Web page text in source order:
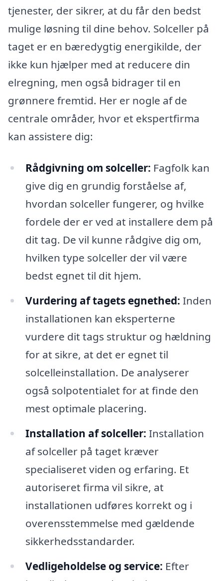
tjenester, der sikrer, at du får den bedst
mulige løsning til dine behov. Solceller på
taget er en bæredygtig energikilde, der
ikke kun hjælper med at reducere din
elregning, men også bidrager til en
grønnere fremtid. Her er nogle af de
centrale områder, hvor et ekspertfirma
kan assistere dig:
Rådgivning om solceller: Fagfolk kan
give dig en grundig forståelse af,
hvordan solceller fungerer, og hvilke
fordele der er ved at installere dem på
dit tag. De vil kunne rådgive dig om,
hvilken type solceller der vil være
bedst egnet til dit hjem.
Vurdering af tagets egnethed: Inden
installationen kan eksperterne
vurdere dit tags struktur og hældning
for at sikre, at det er egnet til
solcelleinstallation. De analyserer
også solpotentialet for at finde den
mest optimale placering.
Installation af solceller: Installation
af solceller på taget kræver
specialiseret viden og erfaring. Et
autoriseret firma vil sikre, at
installationen udføres korrekt og i
overensstemmelse med gældende
sikkerhedsstandarder.
Vedligeholdelse og service: Efter